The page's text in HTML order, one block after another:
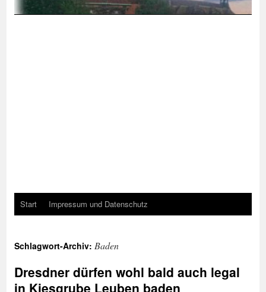
Start Impressum und Datenschutz
Schlagwort-Archiv: Baden
Dresdner dürfen wohl bald auch legal
in Kiesgrube Leuben baden